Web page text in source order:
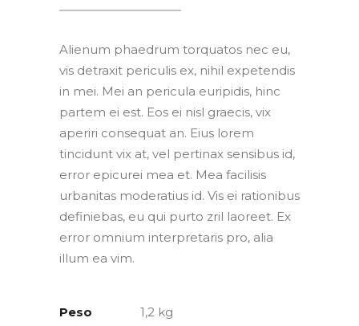
Alienum phaedrum torquatos nec eu,
vis detraxit periculis ex, nihil expetendis
in mei. Mei an pericula euripidis, hinc
partem ei est. Eos ei nisl graecis, vix
aperiri consequat an. Eius lorem
tincidunt vix at, vel pertinax sensibus id,
error epicurei mea et. Mea facilisis
urbanitas moderatius id. Vis ei rationibus
definiebas, eu qui purto zril laoreet. Ex
error omnium interpretaris pro, alia
illum ea vim.
Peso
1,2 kg